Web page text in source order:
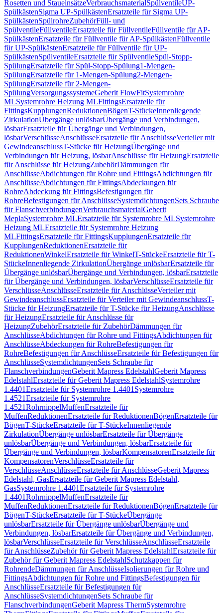
Rosetten und StaueinsätzeVerbrauchsmaterialSpülventileUP-
SpülkästenSigma UP-SpülkästenErsatzteile für Sigma UP-
SpülkästenSpülrohreZubehörFüll- und
SpülventileFüllventileErsatzteile für FüllventileFüllventile für AP-
SpülkästenErsatzteile für Füllventile für AP-SpülkästenFüllventile
für UP-SpülkästenErsatzteile für Füllventile für UP-
SpülkästenSpülventileErsatzteile für SpülventileSpül-Stopp-
SpülungErsatzteile für Spül-Stopp-Spülung1-Mengen-
SpülungErsatzteile für 1-Mengen-Spülung2-Mengen-
SpülungErsatzteile für 2-Mengen-
SpülungVersorgungssystemeGeberit FlowFitSystemrohre
MLSystemrohre Heizung MLFittingsErsatzteile für
FittingsKupplungenReduktionenBögenT-StückeInnenliegende
ZirkulationÜbergänge unlösbarÜbergänge und Verbindungen,
lösbarErsatzteile für Übergänge und Verbindungen,
lösbarVerschlüsseAnschlüsseErsatzteile für AnschlüsseVerteiler mit
GewindeanschlussT-Stücke für HeizungÜbergänge und
Verbindungen für Heizung, lösbarAnschlüsse für HeizungErsatzteile
für Anschlüsse für HeizungZubehörDämmungen für
AnschlüsseAbdichtungen für Rohre und FittingsAbdichtungen für
AnschlüsseAbdichtungen für FittingsAbdeckungen für
RohreAbdeckung für FittingsBefestigungen für
RohreBefestigungen für AnschlüsseSystemdichtungenSets Schraube
für FlanschverbindungenVerbrauchsmaterialGeberit
MeplaSystemrohre MLErsatzteile für Systemrohre MLSystemrohre
Heizung MLErsatzteile für Systemrohre Heizung
MLFittingsErsatzteile für FittingsKupplungenErsatzteile für
KupplungenReduktionenErsatzteile für
ReduktionenWinkelErsatzteile für WinkelT-StückeErsatzteile für T-
StückeInnenliegende ZirkulationÜbergänge unlösbarErsatzteile für
Übergänge unlösbarÜbergänge und Verbindungen, lösbarErsatzteile
für Übergänge und Verbindungen, lösbarVerschlüsseErsatzteile für
VerschlüsseAnschlüsseErsatzteile für AnschlüsseVerteiler mit
GewindeanschlussErsatzteile für Verteiler mit GewindeanschlussT-
Stücke für HeizungErsatzteile für T-Stücke für HeizungAnschlüsse
für HeizungErsatzteile für Anschlüsse für
HeizungZubehörErsatzteile für ZubehörDämmungen für
AnschlüsseAbdichtungen für Rohre und FittingsAbdichtungen für
AnschlüsseAbdeckungen für RohreBefestigungen für
RohreBefestigungen für AnschlüsseErsatzteile für Befestigungen für
AnschlüsseSystemdichtungenSets Schraube für
FlanschverbindungenGeberit Mapress EdelstahlGeberit Mapress
EdelstahlErsatzteile für Geberit Mapress EdelstahlSystemrohre
1.4401Ersatzteile für Systemrohre 1.4401 Systemrohre
1.4521Ersatzteile für Systemrohre
1.4521RohrnippelMuffenErsatzteile für
MuffenReduktionenErsatzteile für ReduktionenBögenErsatzteile für
BögenT-StückeErsatzteile für T-StückeInnenliegende
ZirkulationÜbergänge unlösbarErsatzteile für Übergänge
unlösbarÜbergänge und Verbindungen, lösbarErsatzteile für
Übergänge und Verbindungen, lösbarKompensatorenErsatzteile für
KompensatorenVerschlüsseErsatzteile für
VerschlüsseAnschlüsseErsatzteile für AnschlüsseGeberit Mapress
Edelstahl, GasErsatzteile für Geberit Mapress Edelstahl,
GasSystemrohre 1.4401Ersatzteile für Systemrohre
1.4401RohrnippelMuffenErsatzteile für
MuffenReduktionenErsatzteile für ReduktionenBögenErsatzteile für
BögenT-StückeErsatzteile für T-StückeÜbergänge
unlösbarErsatzteile für Übergänge unlösbarÜbergänge und
Verbindungen, lösbarErsatzteile für Übergänge und Verbindungen,
lösbarVerschlüsseErsatzteile für VerschlüsseAnschlüsseErsatzteile
für AnschlüsseZubehör für Geberit Mapress EdelstahlErsatzteile für
Zubehör für Geberit Mapress EdelstahlSchutzkappen für
RohrendeDämmungen für AnschlüsseIsolierungen für Rohre und
FittingsAbdichtungen für Rohre und FittingsBefestigungen für
AnschlüsseErsatzteile für Befestigungen für
AnschlüsseSystemdichtungenSets Schraube für
FlanschverbindungenGeberit Mapress ThermSystemrohre